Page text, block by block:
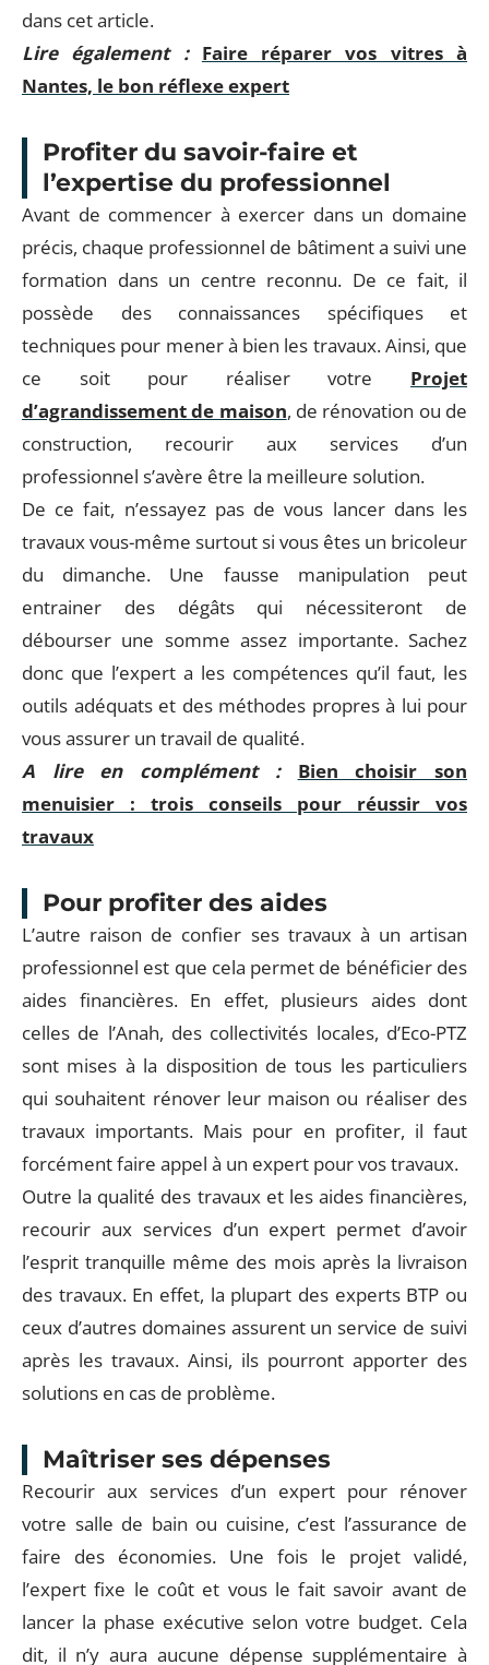
dans cet article.
Lire également : Faire réparer vos vitres à
Nantes, le bon réflexe expert
Profiter du savoir-faire et
l’expertise du professionnel
Avant de commencer à exercer dans un domaine
précis, chaque professionnel de bâtiment a suivi une
formation dans un centre reconnu. De ce fait, il
possède des connaissances spécifiques et
techniques pour mener à bien les travaux. Ainsi, que
ce soit pour réaliser votre Projet
d’agrandissement de maison, de rénovation ou de
construction, recourir aux services d’un
professionnel s’avère être la meilleure solution.
De ce fait, n’essayez pas de vous lancer dans les
travaux vous-même surtout si vous êtes un bricoleur
du dimanche. Une fausse manipulation peut
entrainer des dégâts qui nécessiteront de
débourser une somme assez importante. Sachez
donc que l’expert a les compétences qu’il faut, les
outils adéquats et des méthodes propres à lui pour
vous assurer un travail de qualité.
A lire en complément :
Bien choisir son
menuisier : trois conseils pour réussir vos
travaux
Pour profiter des aides
L’autre raison de confier ses travaux à un artisan
professionnel est que cela permet de bénéficier des
aides financières. En effet, plusieurs aides dont
celles de l’Anah, des collectivités locales, d’Eco-PTZ
sont mises à la disposition de tous les particuliers
qui souhaitent rénover leur maison ou réaliser des
travaux importants. Mais pour en profiter, il faut
forcément faire appel à un expert pour vos travaux.
Outre la qualité des travaux et les aides financières,
recourir aux services d’un expert permet d’avoir
l’esprit tranquille même des mois après la livraison
des travaux. En effet, la plupart des experts BTP ou
ceux d’autres domaines assurent un service de suivi
après les travaux. Ainsi, ils pourront apporter des
solutions en cas de problème.
Maîtriser ses dépenses
Recourir aux services d’un expert pour rénover
votre salle de bain ou cuisine, c’est l’assurance de
faire des économies. Une fois le projet validé,
l’expert fixe le coût et vous le fait savoir avant de
lancer la phase exécutive selon votre budget. Cela
dit, il n’y aura aucune dépense supplémentaire à